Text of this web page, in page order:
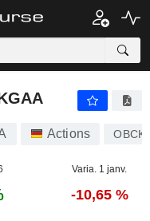
Actions OBCK
Varia. 1 janv.
-10,65 %